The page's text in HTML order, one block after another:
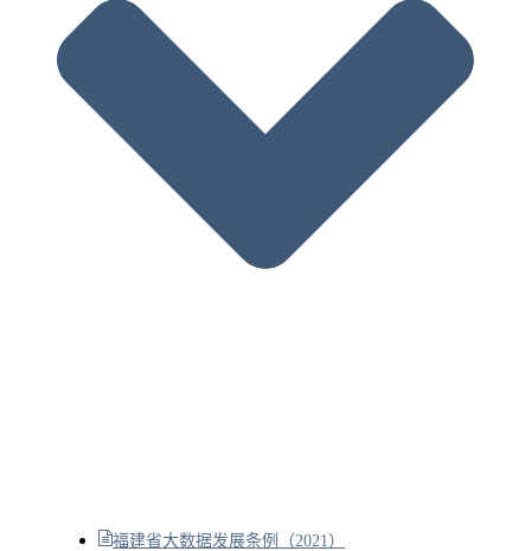
福建省大数据发展条例（2021）